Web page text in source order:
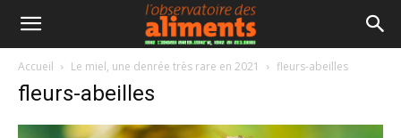
Accueil Le miel, une denrée très rare en 2021 fleurs-abeilles
fleurs-abeilles